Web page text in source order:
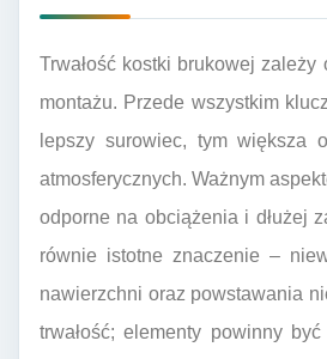
Trwałość kostki brukowej
montażu. Przede wszystkim
lepszy surowiec, tym większa
atmosferycznych. Ważnym
odporne na obciążenia i dłużej
równie istotne znaczenie –
nawierzchni oraz powstawania
trwałość; elementy powinny